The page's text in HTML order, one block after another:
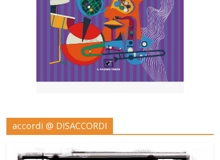
accordi @ DISACCORDI